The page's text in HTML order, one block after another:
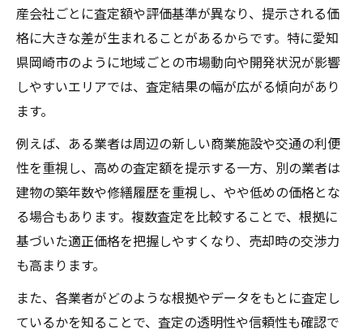
産会社ごとに査定額や評価基準が異なり、提示される価
格に大きな差が生まれることがあるからです。特に愛知
県岡崎市のように地域ごとの市場動向や開発状況が影響
しやすいエリアでは、査定結果の幅が広がる傾向があり
ます。
例えば、ある業者は周辺の新しい商業施設や交通の利便
性を重視し、高めの査定額を提示する一方、別の業者は
建物の築年数や修繕履歴を重視し、やや低めの価格とな
る場合もあります。複数査定を比較することで、根拠に
基づいた適正価格を把握しやすくなり、売却時の交渉力
も高まります。
また、各業者がどのような根拠やデータをもとに査定し
ているかを知ることで、査定の透明性や信頼性も確認で